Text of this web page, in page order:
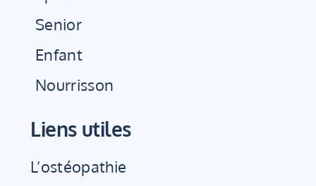
Senior
Enfant
Nourrisson
Liens utiles
L’ostéopathie